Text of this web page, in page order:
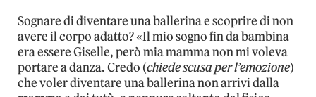
Sognare di diventare una ballerina e scoprire di non
avere il corpo adatto? «Il mio sogno fin da bambina
era essere Giselle, però mia mamma non mi voleva
portare a danza. Credo (chiede scusa per l’emozione)
che voler diventare una ballerina non arrivi dalla